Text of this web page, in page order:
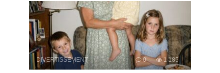
DIVERTISSEMENT 0 1 185